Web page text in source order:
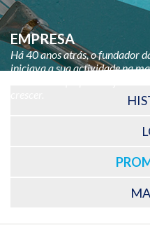
EMPRESA
Há 40 anos atrás, o fundador
iniciava a sua actividade na